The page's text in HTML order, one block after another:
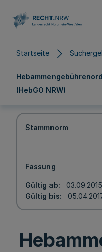
Startseite
(HebGO NRW)
Stammnorm
Fassung
Gültig ab
03.09.2015
Gültig bis